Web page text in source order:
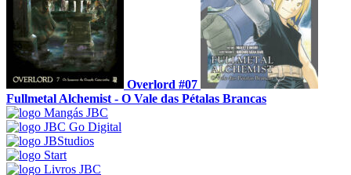
Overlord #07
Fullmetal Alchemist - O Vale das Pétalas Brancas